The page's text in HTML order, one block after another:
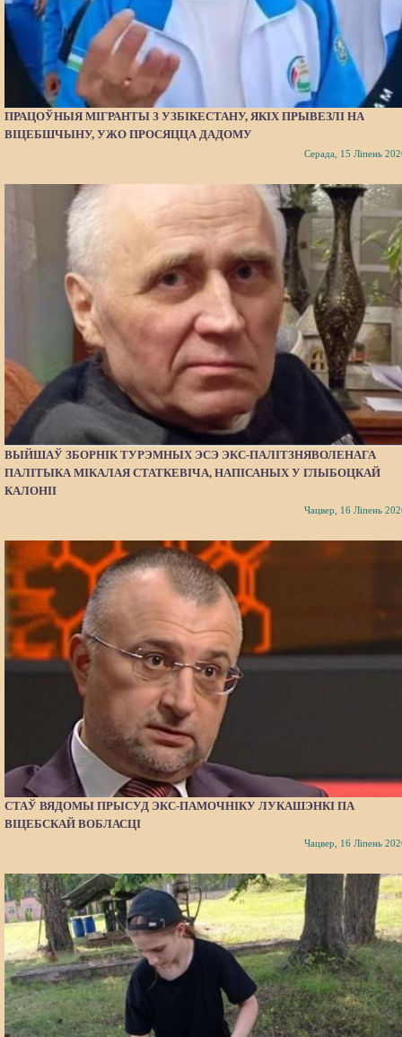
ПРАЦОЎНЫЯ МІГРАНТЫ З УЗБІКЕСТАНУ, ЯКІХ ПРЫВЕЗЛІ НА
ВІЦЕБШЧЫНУ, УЖО ПРОСЯЦЦА ДАДОМУ
Серада, 15 Ліпень
ВЫЙШАЎ ЗБОРНІК ТУРЭМНЫХ ЭСЭ ЭКС-ПАЛІТЗНЯВОЛЕНАГА
ПАЛІТЫКА МІКАЛАЯ СТАТКЕВІЧА, НАПІСАНЫХ У ГЛЫБОЦКАЙ
КАЛОНІІ
Чацвер, 16 Ліпень
СТАЎ ВЯДОМЫ ПРЫСУД ЭКС-ПАМОЧНІКУ ЛУКАШЭНКІ ПА
ВІЦЕБСКАЙ ВОБЛАСЦІ
Чацвер, 16 Ліпень